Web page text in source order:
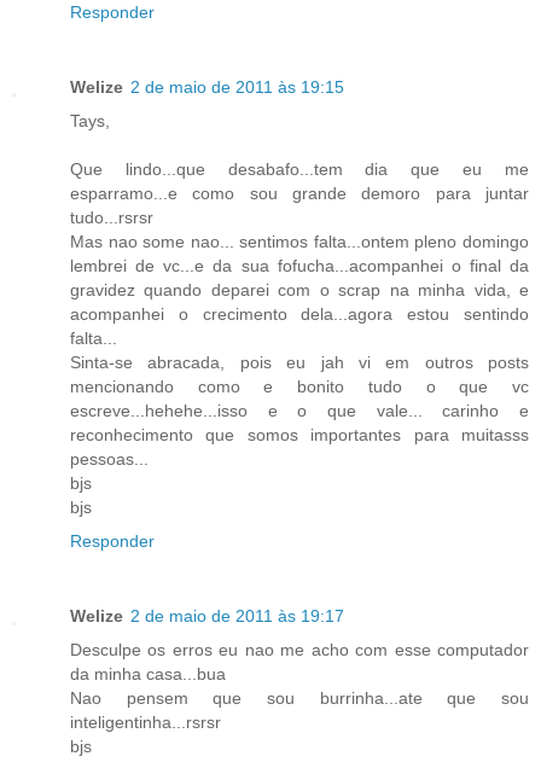
Responder
Welize 2 de maio de 2011 às 19:15
Tays,
Que lindo...que desabafo...tem dia que eu me
esparramo...e como sou grande demoro para juntar
tudo...rsrsr
Mas nao some nao... sentimos falta...ontem pleno domingo
lembrei de vc...e da sua fofucha...acompanhei o final da
gravidez quando deparei com o scrap na minha vida, e
acompanhei o crecimento dela...agora estou sentindo
falta...
Sinta-se abracada, pois eu jah vi em outros posts
mencionando como e bonito tudo o que vc
escreve...hehehe...isso e o que vale... carinho e
reconhecimento que somos importantes para muitasss
pessoas...
bjs
bjs
Responder
Welize 2 de maio de 2011 às 19:17
Desculpe os erros eu nao me acho com esse computador
da minha casa...bua
Nao pensem que sou burrinha...ate que sou
inteligentinha...rsrsr
bjs